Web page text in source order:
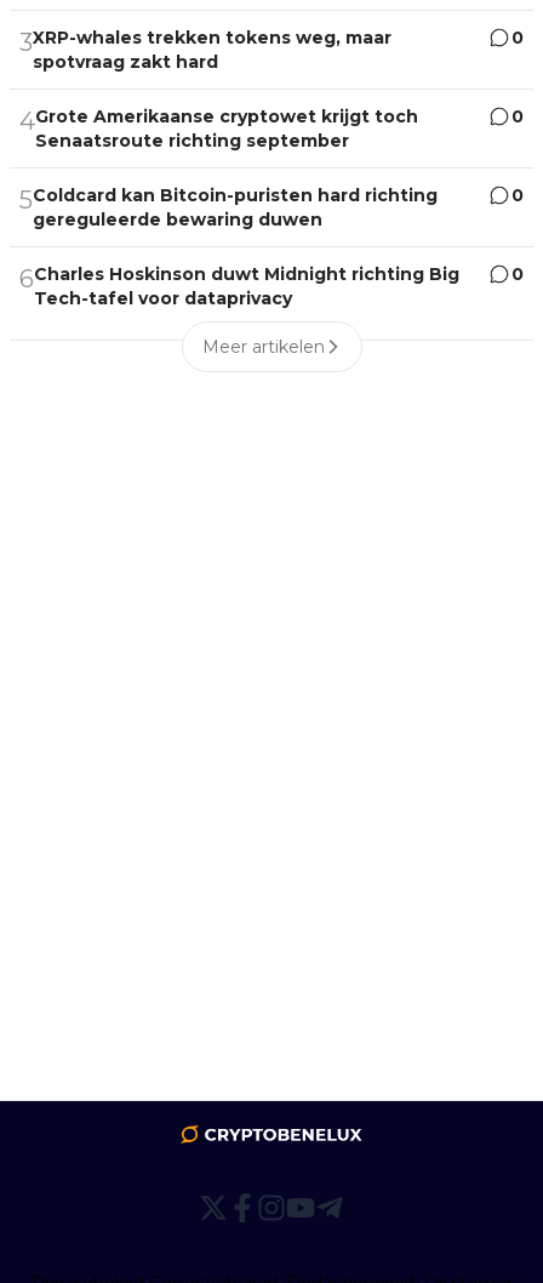
3XRP-whales trekken tokens weg, maar
spotvraag zakt hard
0
4Grote Amerikaanse cryptowet krijgt toch
Senaatsroute richting september
0
5Coldcard kan Bitcoin-puristen hard richting
gereguleerde bewaring duwen
0
6Charles Hoskinson duwt Midnight richting Big
Tech-tafel voor dataprivacy
0
Meer artikelen